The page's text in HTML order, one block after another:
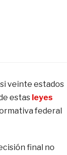
veinte estados
estas leyes
federal
final no